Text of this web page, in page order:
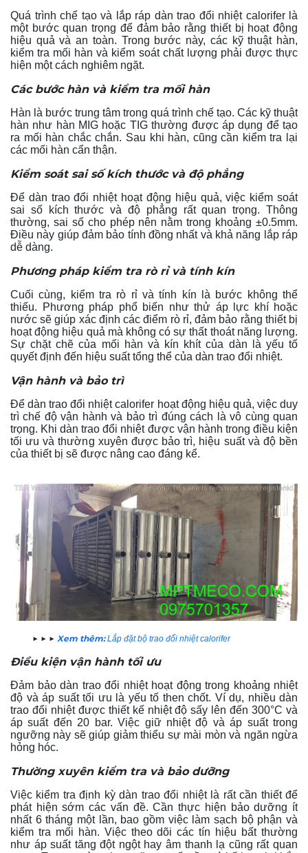
Quá trình chế tạo và lắp ráp dàn trao đổi nhiệt calorifer là
một bước quan trọng để đảm bảo rằng thiết bị hoạt động
hiệu quả và an toàn. Trong bước này, các kỹ thuật hàn,
kiểm tra mối hàn và kiểm soát chất lượng phải được thực
hiện một cách nghiêm ngặt.
Các bước hàn và kiểm tra mối hàn
Hàn là bước trung tâm trong quá trình chế tạo. Các kỹ thuật
hàn như hàn MIG hoặc TIG thường được áp dụng để tạo
ra mối hàn chắc chắn. Sau khi hàn, cũng cần kiểm tra lại
các mối hàn cẩn thận.
Kiểm soát sai số kích thước và độ phẳng
Để dàn trao đổi nhiệt hoạt động hiệu quả, việc kiểm soát
sai số kích thước và độ phẳng rất quan trọng. Thông
thường, sai số cho phép nên nằm trong khoảng ±0.5mm.
Điều này giúp đảm bảo tính đồng nhất và khả năng lắp ráp
dễ dàng.
Phương pháp kiểm tra rò rỉ và tính kín
Cuối cùng, kiểm tra rò rỉ và tính kín là bước không thể
thiếu. Phương pháp phổ biến như thử áp lực khí hoặc
nước sẽ giúp xác định các điểm rò rỉ, đảm bảo rằng thiết bị
hoạt động hiệu quả mà không có sự thất thoát năng lượng.
Sự chặt chẽ của mối hàn và kín khít của dàn là yếu tố
quyết định đến hiệu suất tổng thể của dàn trao đổi nhiệt.
Vận hành và bảo trì
Để dàn trao đổi nhiệt calorifer hoạt động hiệu quả, việc duy
trì chế độ vận hành và bảo trì đúng cách là vô cùng quan
trọng. Khi dàn trao đổi nhiệt được vận hành trong điều kiện
tối ưu và thường xuyên được bảo trì, hiệu suất và độ bền
của thiết bị sẽ được nâng cao đáng kể.
▶ ▶ ▶ Xem thêm:Lắp đặt bộ trao đổi nhiệt calorifer
Điều kiện vận hành tối ưu
Đảm bảo dàn trao đổi nhiệt hoạt động trong khoảng nhiệt
độ và áp suất tối ưu là yếu tố then chốt. Ví dụ, nhiều dàn
trao đổi nhiệt được thiết kế nhiệt độ sấy lên đến 300°C và
áp suất đến 20 bar. Việc giữ nhiệt độ và áp suất trong
ngưỡng này sẽ giúp giảm thiểu sự mài mòn và ngăn ngừa
hỏng hóc.
Thường xuyên kiểm tra và bảo dưỡng
Việc kiểm tra định kỳ dàn trao đổi nhiệt là rất cần thiết để
phát hiện sớm các vấn đề. Cần thực hiện bảo dưỡng ít
nhất 6 tháng một lần, bao gồm việc làm sạch bộ phận và
kiểm tra mối hàn. Việc theo dõi các tín hiệu bất thường
như áp suất tăng đột ngột hay âm thanh lạ cũng rất quan